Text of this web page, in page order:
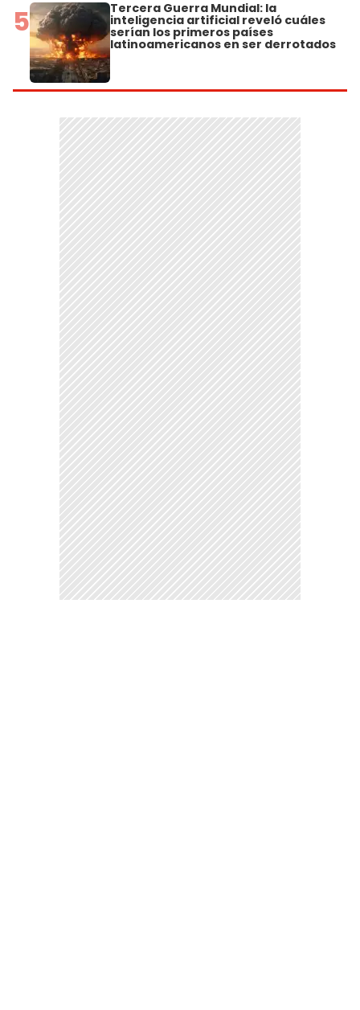
5 Tercera Guerra Mundial: la
inteligencia artificial reveló cuáles
serían los primeros países
latinoamericanos en ser derrotados